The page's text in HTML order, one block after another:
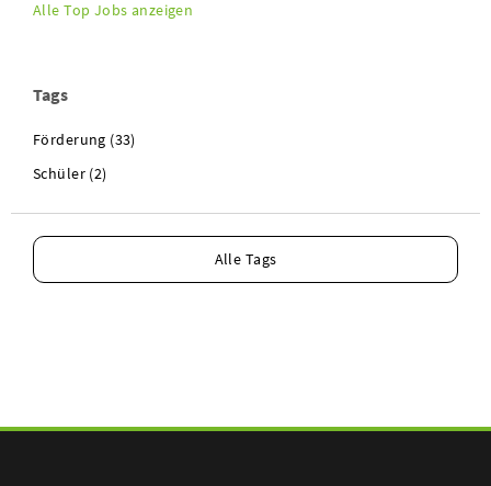
Alle Top Jobs anzeigen
Tags
Förderung (33)
Schüler (2)
Alle Tags